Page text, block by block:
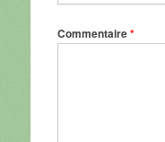
Commentaire*